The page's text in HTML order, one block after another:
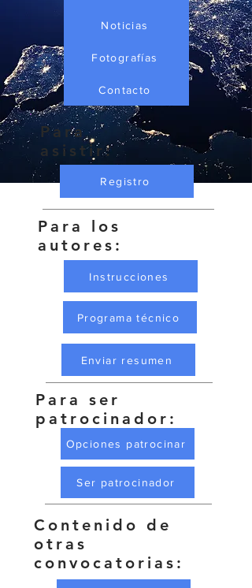
Noticias
Fotografías
Contacto
Para
asistir:
Registro
Para los
autores:
Instrucciones
Programa técnico
Enviar resumen
Para ser
patrocinador:
Opciones patrocinar
Ser patrocinador
Contenido de
otras
convocatorias: